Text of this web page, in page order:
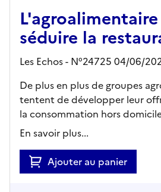
séduire la
Les Echos - N°24725 04/06/
De plus en plus de groupes
tentent de développer leur
la consommation hors
En savoir plus...
Ajouter au panier